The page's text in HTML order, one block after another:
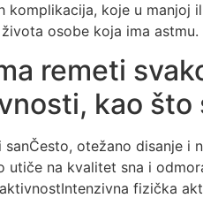
komplikacija, koje u manjoj
osobe koja ima astmu.
remeti
kao što
sanČesto, otežano disanje i
utiče na kvalitet sna i
fizička